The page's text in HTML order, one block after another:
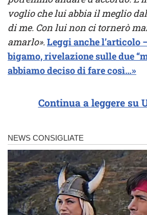
voglio che lui abbia il meglio
di me. Con lui non ci tornerò
amarlo».Leggi anche l’articolo
bigamo, rivelazione sulle due
abbiamo deciso di fare così…»
Continua a leggere su